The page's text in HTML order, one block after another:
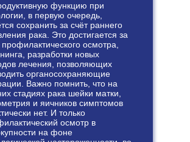
функцию при
в первую очередь,
сохранить за счёт раннего
рака. Это достигается за
профилактического осмотра,
разработки новых
лечения, позволяющих
органосохраняющие
Важно помнить, что на
стадиях рака шейки матки,
и яичников симптомов
нет. И только
осмотр в
на фоне